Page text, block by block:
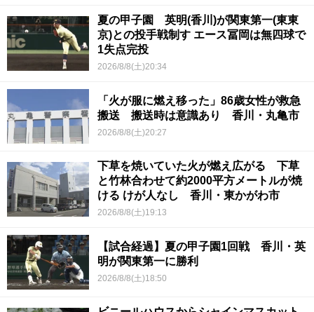
夏の甲子園 英明(香川)が関東第一(東東
京)との投手戦制す エース冨岡は無四球で
1失点完投
2026/8/8(土)20:34
「火が服に燃え移った」86歳女性が救急
搬送 搬送時は意識あり 香川・丸亀市
2026/8/8(土)20:27
下草を焼いていた火が燃え広がる 下草
と竹林合わせて約2000平方メートルが焼
ける けが人なし 香川・東かがわ市
2026/8/8(土)19:13
【試合経過】夏の甲子園1回戦 香川・英
明が関東第一に勝利
2026/8/8(土)18:50